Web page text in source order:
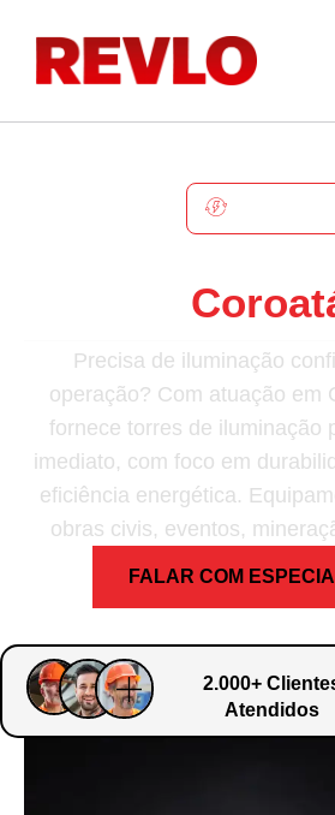
Precisa de iluminação
operação? Com atuação em
fornece torres de iluminação
imediato, com foco em
eficiência energética.
obras civis, eventos,
FALAR COM
2.000+
Atendidos